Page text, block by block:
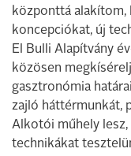
központtá alakítom,
koncepciókat, új
El Bulli Alapítvány
közösen
gasztronómia
zajló háttérmunkát,
Alkotói műhely
technikákat